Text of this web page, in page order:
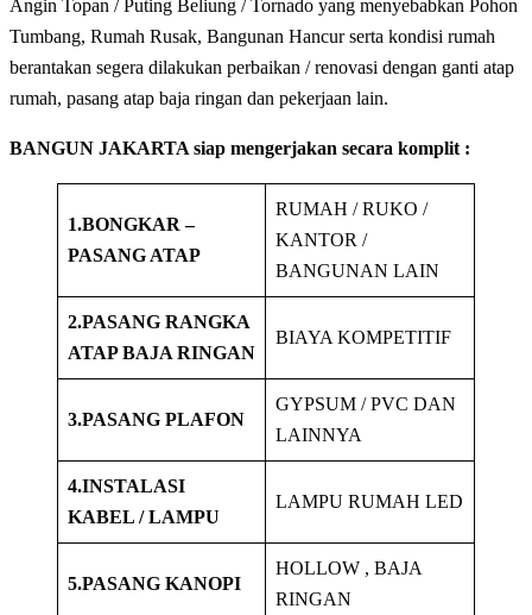
Angin Topan / Puting Beliung / Tornado yang menyebabkan Pohon
Tumbang, Rumah Rusak, Bangunan Hancur serta kondisi rumah
berantakan segera dilakukan perbaikan / renovasi dengan ganti atap
rumah, pasang atap baja ringan dan pekerjaan lain.
BANGUN JAKARTA siap mengerjakan secara komplit :
1.BONGKAR –
PASANG ATAP
RUMAH / RUKO /
KANTOR /
BANGUNAN LAIN
2.PASANG RANGKA
ATAP BAJA RINGAN
BIAYA KOMPETITIF
3.PASANG PLAFON
GYPSUM / PVC DAN
LAINNYA
4.INSTALASI
KABEL / LAMPU
LAMPU RUMAH LED
5.PASANG KANOPI
HOLLOW , BAJA
RINGAN